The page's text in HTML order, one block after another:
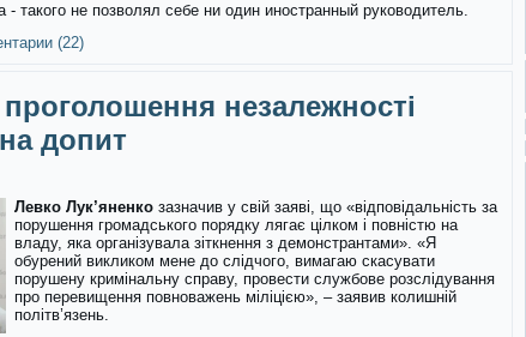
- такого не позволял себе ни один иностранный руководитель.
(22)
незалежності
допит
Левко Лук’яненко зазначив у свій заяві, що «відповідальність за
порушення громадського порядку лягає цілком і повністю на
владу, яка організувала зіткнення з демонстрантами». «Я
обурений викликом мене до слідчого, вимагаю скасувати
порушену кримінальну справу, провести службове розслідування
про перевищення повноважень міліцією», – заявив колишній
політв’язень.